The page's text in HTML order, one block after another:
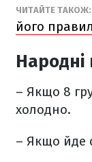
ЧИТАЙТЕ ТАКОЖ:
його
– Якщо 8
холодно.
– Якщо йде